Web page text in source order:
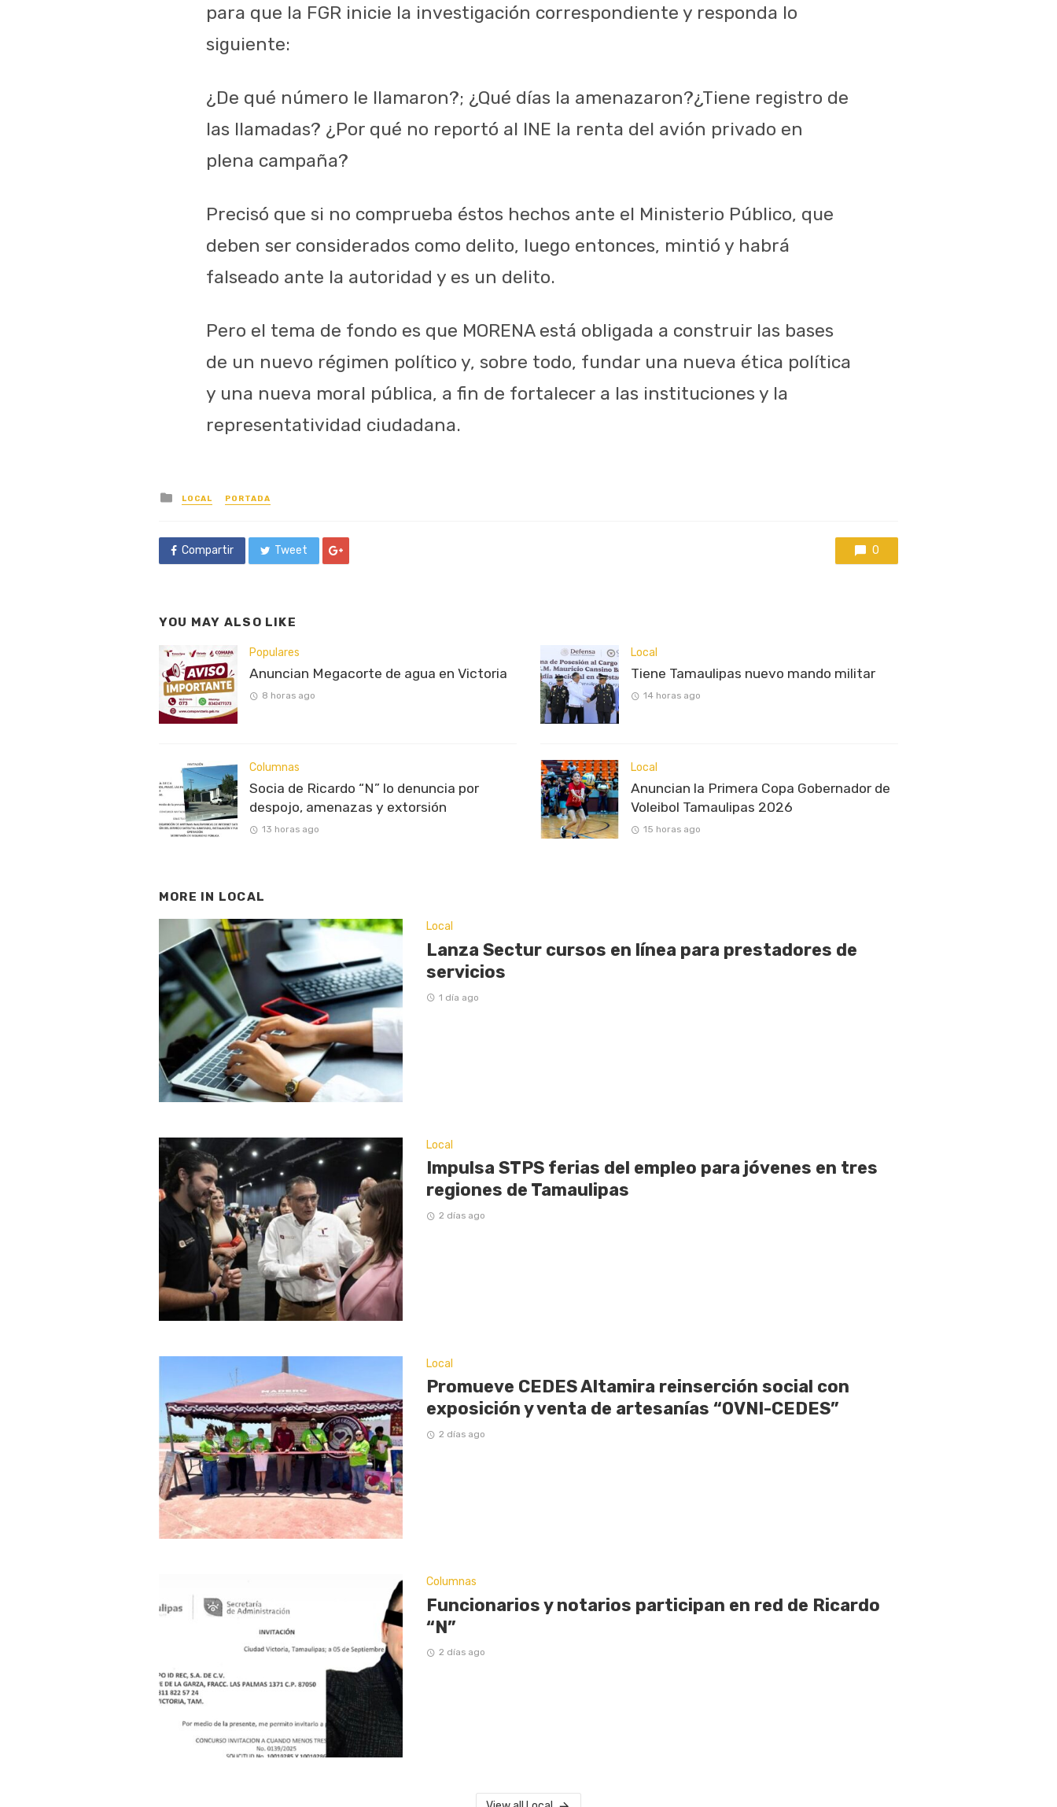
para que la FGR inicie la investigación correspondiente y responda lo
siguiente:
¿De qué número le llamaron?; ¿Qué días la amenazaron?¿Tiene registro de
las llamadas? ¿Por qué no reportó al INE la renta del avión privado en
plena campaña?
Precisó que si no comprueba éstos hechos ante el Ministerio Público, que
deben ser considerados como delito, luego entonces, mintió y habrá
falseado ante la autoridad y es un delito.
Pero el tema de fondo es que MORENA está obligada a construir las bases
de un nuevo régimen político y, sobre todo, fundar una nueva ética política
y una nueva moral pública, a fin de fortalecer a las instituciones y la
representatividad ciudadana.
Posted
in
LOCAL PORTADA
Compartir Tweet 0
YOU MAY ALSO LIKE
Populares
Anuncian Megacorte de agua en Victoria
8 horas ago
Columnas
Socia de Ricardo “N” lo denuncia por
despojo, amenazas y extorsión
13 horas ago
Local
Tiene Tamaulipas nuevo mando militar
14 horas ago
Local
Anuncian la Primera Copa Gobernador de
Voleibol Tamaulipas 2026
15 horas ago
MORE IN LOCAL
Local
Lanza Sectur cursos en línea para prestadores de
servicios
1 día ago
Local
Impulsa STPS ferias del empleo para jóvenes en tres
regiones de Tamaulipas
2 días ago
Local
Promueve CEDES Altamira reinserción social con
exposición y venta de artesanías “OVNI-CEDES”
2 días ago
Columnas
Funcionarios y notarios participan en red de Ricardo
“N”
2 días ago